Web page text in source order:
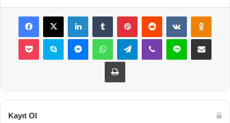
Facebook
X LinkedInTumblr PinterestReddit VKontakte
Pocket Skype MessengerWhatsAppTelegramViber Line E-Posta ile
Yazdır
Kayıt Ol